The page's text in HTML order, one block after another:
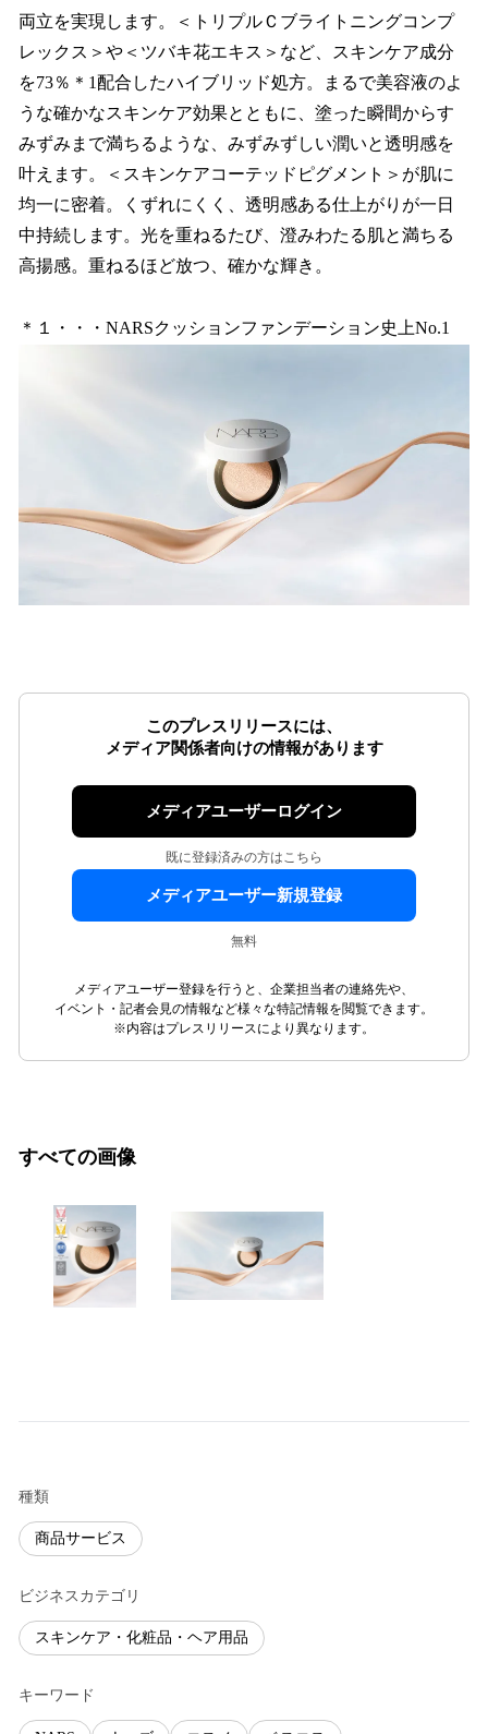
両立を実現します。＜トリプルＣブライトニングコンプ
レックス＞や＜ツバキ花エキス＞など、スキンケア成分
を73％＊1配合したハイブリッド処方。まるで美容液のよ
うな確かなスキンケア効果とともに、塗った瞬間からす
みずみまで満ちるような、みずみずしい潤いと透明感を
叶えます。＜スキンケアコーテッドピグメント＞が肌に
均一に密着。くずれにくく、透明感ある仕上がりが一日
中持続します。光を重ねるたび、澄みわたる肌と満ちる
高揚感。重ねるほど放つ、確かな輝き。
＊１・・・NARSクッションファンデーション史上No.1
このプレスリリースには、
メディア関係者向けの情報があります
メディアユーザーログイン
既に登録済みの方はこちら
メディアユーザー新規登録
無料
メディアユーザー登録を行うと、企業担当者の連絡先や、
イベント・記者会見の情報など様々な特記情報を閲覧できます。
※内容はプレスリリースにより異なります。
すべての画像
種類
商品サービス
ビジネスカテゴリ
スキンケア・化粧品・ヘア用品
キーワード